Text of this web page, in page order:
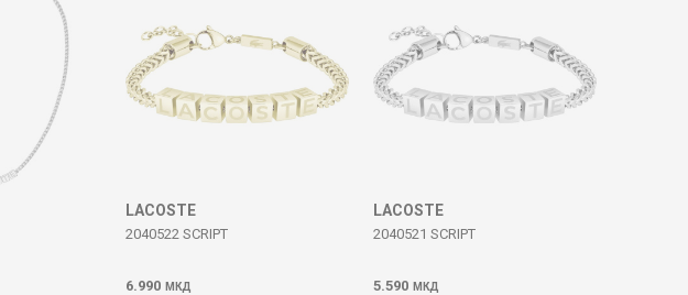
LACOSTE
2040522 SCRIPT
6.990 МКД
LACOSTE
2040521 SCRIPT
5.590 МКД